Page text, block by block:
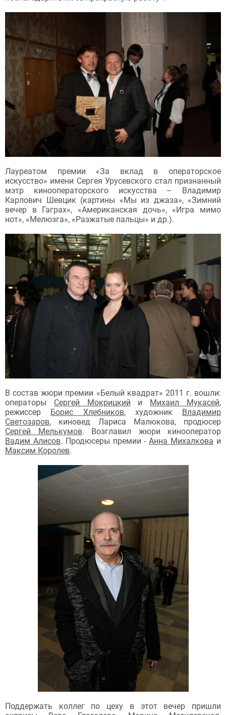
Лауреатом премии «За вклад в операторское
искусство» имени Сергея Урусевского стал признанный
мэтр кинооператорского искусства – Владимир
Карлович Шевцик (картины «Мы из джаза», «Зимний
вечер в Гаграх», «Американская дочь», «Игра мимо
нот», «Мелюзга», «Разжатые пальцы» и др.).
В состав жюри премии «Белый квадрат» 2011 г. вошли:
операторы Сергей Мокрицкий и Михаил Мукасей,
режиссер Борис Хлебников, художник Владимир
Светозаров, киновед Лариса Малюкова, продюсер
Сергей Мелькумов. Возглавил жюри кинооператор
Вадим Алисов. Продюсеры премии -Анна Михалкова и
Максим Королев.
Поддержать коллег по цеху в этот вечер пришли